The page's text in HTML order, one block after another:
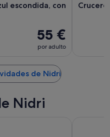
escondida, con
55 €
por adulto
de Nidri
Nidri